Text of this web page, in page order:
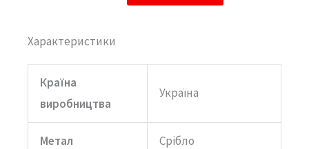
кількість
Характеристики
Країна
виробництва
Україна
Метал Срібло